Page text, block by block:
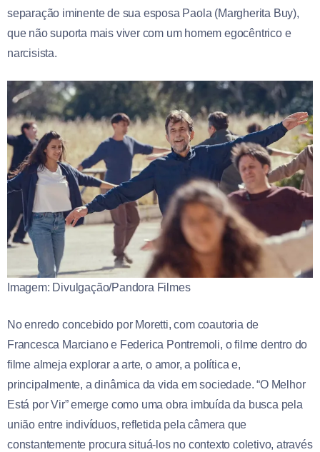
separação iminente de sua esposa Paola (Margherita Buy),
que não suporta mais viver com um homem egocêntrico e
narcisista.
Imagem: Divulgação/Pandora Filmes
No enredo concebido por Moretti, com coautoria de
Francesca Marciano e Federica Pontremoli, o filme dentro do
filme almeja explorar a arte, o amor, a política e,
principalmente, a dinâmica da vida em sociedade. “O Melhor
Está por Vir” emerge como uma obra imbuída da busca pela
união entre indivíduos, refletida pela câmera que
constantemente procura situá-los no contexto coletivo, através